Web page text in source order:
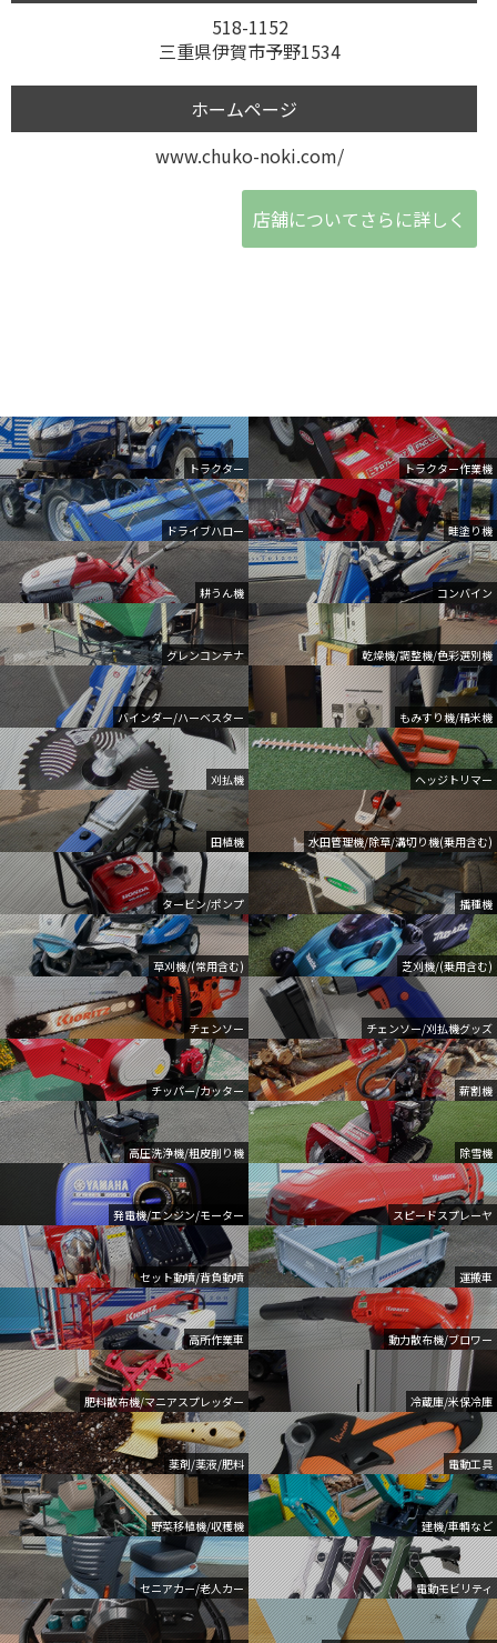
トラクター トラクター作業機
ドライブハロー 畦塗り機
耕うん機 コンバイン
グレンコンテナ 乾燥機/調整機/色彩選別機
バインダー/ハーベスター もみすり機/精米機
刈払機 ヘッジトリマー
田植機 水田管理機/除草/溝切り機(乗用含む)
タービン/ポンプ 播種機
草刈機/(常用含む) 芝刈機/(乗用含む)
チェンソー チェンソー/刈払機グッズ
チッパー/カッター 薪割機
高圧洗浄機/粗皮削り機 除雪機
発電機/エンジン/モーター スピードスプレーヤ
セット動噴/背負動噴 運搬車
高所作業車 動力散布機/ブロワー
肥料散布機/マニアスプレッダー 冷蔵庫/米保冷庫
薬剤/薬液/肥料 電動工具
野菜移植機/収穫機 建機/車輌など
セニアカー/老人カー 電動モビリティ
518-1152
三重県伊賀市予野1534
ホームページ
www.chuko-noki.com/
店舗についてさらに詳しく